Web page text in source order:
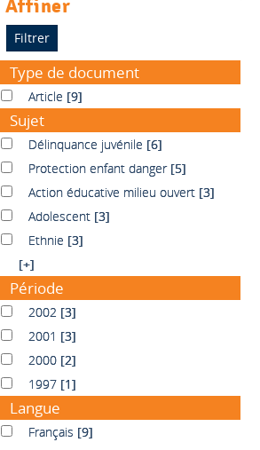
affiner
Type de document
ArticleArticle [9]
Sujet
Délinquance juvénile
Délinquance juvénile [6]
Protection enfant danger
Protection enfant danger [5]
Action éducative milieu ouvert
Action éducative milieu ouvert [3]
Adolescent
Adolescent [3]
EthnieEthnie [3]
[+]
Période
20022002 [3]
20012001 [3]
20002000 [2]
1997 1997 [1]
Langue
FrançaisFrançais [9]